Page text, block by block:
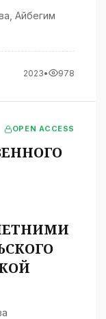
Айбегим
2023• 978
OPEN ACCESS